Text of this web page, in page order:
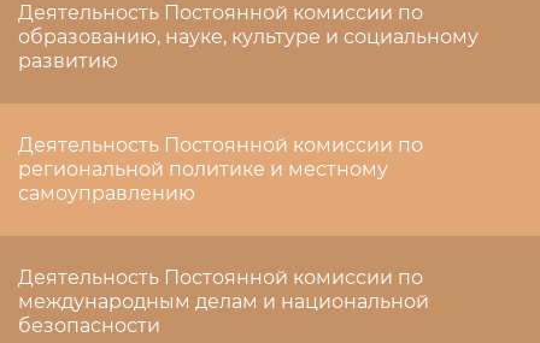
Деятельность Постоянной комиссии по
образованию, науке, культуре и социальному
развитию
Деятельность Постоянной комиссии по
региональной политике и местному
самоуправлению
Деятельность Постоянной комиссии по
международным делам и национальной
безопасности